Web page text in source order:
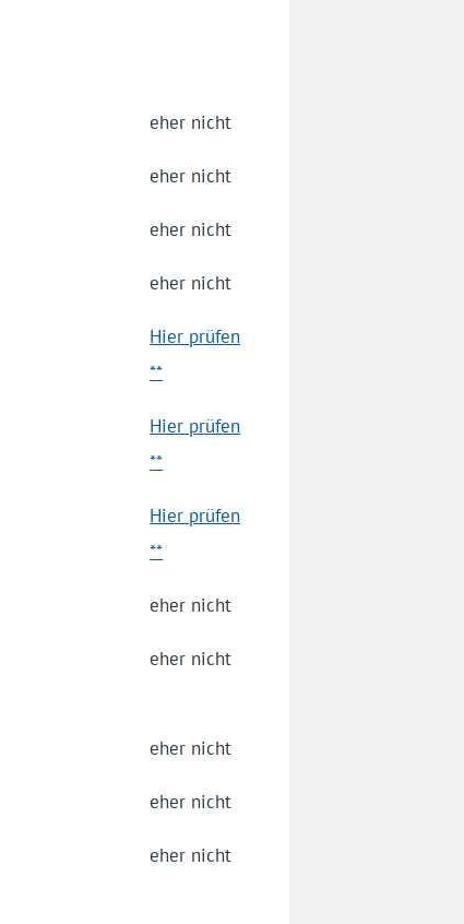
eher nicht
eher nicht
eher nicht
eher nicht
Hier prüfen
**
Hier prüfen
**
Hier prüfen
**
eher nicht
eher nicht
eher nicht
eher nicht
eher nicht